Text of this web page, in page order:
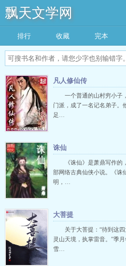
飘天文学网
排行 收藏 完本
凡人修仙传
一个普通的山村穷小子
门派，成了一名记名弟子。
足…
诛仙
《诛仙》是萧鼎写作
部网络古典仙侠小说。《诛
明，…
大菩提
关于大菩提：“待到这
灵山天境，执掌雷音。”季
雪…